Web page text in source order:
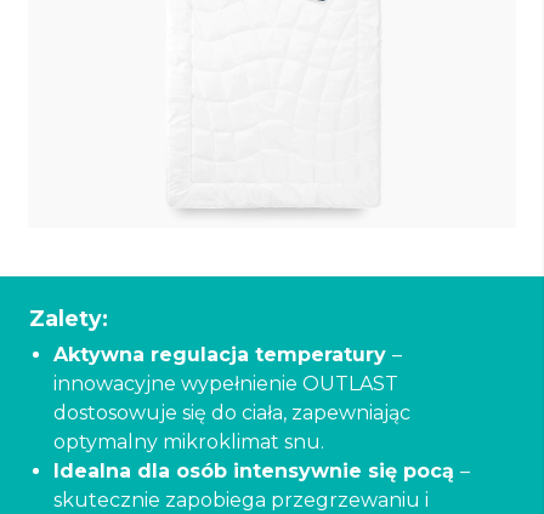
Zalety:
Aktywna regulacja temperatury –
innowacyjne wypełnienie OUTLAST
dostosowuje się do ciała, zapewniając
optymalny mikroklimat snu.
Idealna dla osób intensywnie się pocą –
skutecznie zapobiega przegrzewaniu i